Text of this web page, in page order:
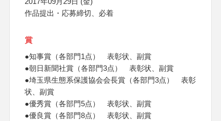
作品提出・応募締切、必着
賞
●知事賞（各部門1点） 表彰状、副賞
●朝日新聞社賞（各部門3点） 表彰状、副賞
●埼玉県生態系保護協会会長賞（各部門3点） 表彰
状、副賞
●優秀賞（各部門5点） 表彰状、副賞
●優良賞（各部門8点） 表彰状、副賞